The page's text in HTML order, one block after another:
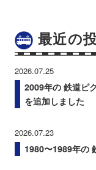
最近の
2026.07.25
2009年の 鉄道ピ
を追加しました
2026.07.23
1980〜1989年の